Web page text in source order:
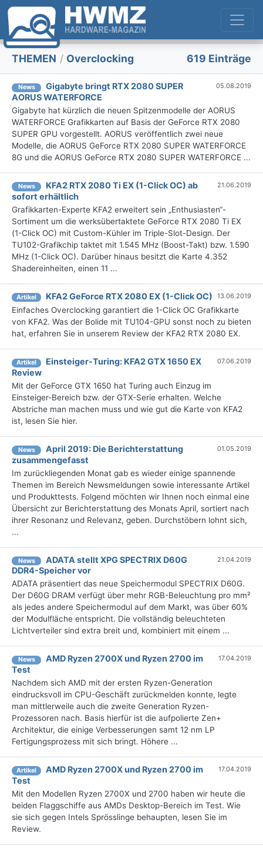
THEMEN / Overclocking 619 Einträge
News
Gigabyte bringt RTX 2080 SUPER
AORUS WATERFORCE
05.08.2019
Gigabyte hat kürzlich die neuen Spitzenmodelle der AORUS
WATERFORCE Grafikkarten auf Basis der GeForce RTX 2080
SUPER GPU vorgestellt. AORUS veröffentlich zwei neue
Modelle, die AORUS GeForce RTX 2080 SUPER WATERFORCE
8G und die AORUS GeForce RTX 2080 SUPER WATERFORCE ...
News
KFA2 RTX 2080 Ti EX (1-Click OC) ab
sofort erhältlich
21.06.2019
Grafikkarten-Experte KFA2 erweitert sein „Enthusiasten“-
Sortiment um die werksübertaktete GeForce RTX 2080 Ti EX
(1-Click OC) mit Custom-Kühler im Triple-Slot-Design. Der
TU102-Grafikchip taktet mit 1.545 MHz (Boost-Takt) bzw. 1.590
MHz (1-Click OC). Darüber hinaus besitzt die Karte 4.352
Shadereinheiten, einen 11 ...
Artikel KFA2 GeForce RTX 2080 EX (1-Click OC) 13.06.2019
Einfaches Overclocking garantiert die 1-Click OC Grafikkarte
von KFA2. Was der Bolide mit TU104-GPU sonst noch zu bieten
hat, erfahren Sie in unserem Review der KFA2 RTX 2080 EX.
Artikel
Einsteiger-Turing: KFA2 GTX 1650 EX
Review
07.06.2019
Mit der GeForce GTX 1650 hat Turing auch Einzug im
Einsteiger-Bereich bzw. der GTX-Serie erhalten. Welche
Abstriche man machen muss und wie gut die Karte von KFA2
ist, lesen Sie hier.
News
April 2019: Die Berichterstattung
zusammengefasst
01.05.2019
Im zurückliegenden Monat gab es wieder einige spannende
Themen im Bereich Newsmeldungen sowie interessante Artikel
und Produkttests. Folgend möchten wir Ihnen noch einmal eine
Übersicht zur Berichterstattung des Monats April, sortiert nach
ihrer Resonanz und Relevanz, geben. Durchstöbern lohnt sich,
...
News
ADATA stellt XPG SPECTRIX D60G
DDR4-Speicher vor
21.04.2019
ADATA präsentiert das neue Speichermodul SPECTRIX D60G.
Der D60G DRAM verfügt über mehr RGB-Beleuchtung pro mm²
als jedes andere Speichermodul auf dem Markt, was über 60%
der Modulfläche entspricht. Die vollständig beleuchteten
Lichtverteiler sind extra breit und, kombiniert mit einem ...
News
AMD Ryzen 2700X und Ryzen 2700 im
Test
17.04.2019
Nachdem sich AMD mit der ersten Ryzen-Generation
eindrucksvoll im CPU-Geschäft zurückmelden konnte, legte
man mittlerweile auch die zweite Generation Ryzen-
Prozessoren nach. Basis hierfür ist die aufpolierte Zen+
Architektur, die einige Verbesserungen samt 12 nm LP
Fertigungsprozess mit sich bringt. Höhere ...
Artikel
AMD Ryzen 2700X und Ryzen 2700 im
Test
17.04.2019
Mit den Modellen Ryzen 2700X und 2700 haben wir heute die
beiden Flaggschiffe aus AMDs Desktop-Bereich im Test. Wie
sie sich gegen Intels Sprösslinge behaupten, lesen Sie im
Review.